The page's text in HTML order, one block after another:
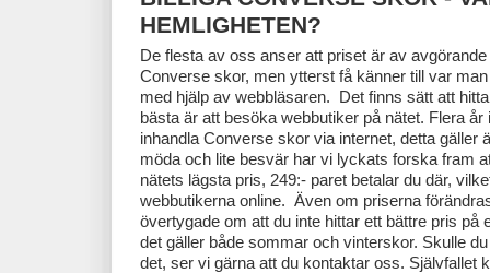
HEMLIGHETEN?
De flesta av oss anser att priset är av
Converse skor, men ytterst få känner till var
med hjälp av webbläsaren. Det finns sätt att
bästa är att besöka webbutiker på nätet. Flera
inhandla Converse skor via internet, detta gäller
möda och lite besvär har vi lyckats forska fram
nätets lägsta pris, 249:- paret betalar du där,
webbutikerna online. Även om priserna
övertygade om att du inte hittar ett bättre pris på
det gäller både sommar och vinterskor. Skulle
det, ser vi gärna att du kontaktar oss. Självfallet